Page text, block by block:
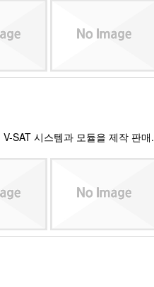
SAT 시스템과 모듈을 제작 판매.